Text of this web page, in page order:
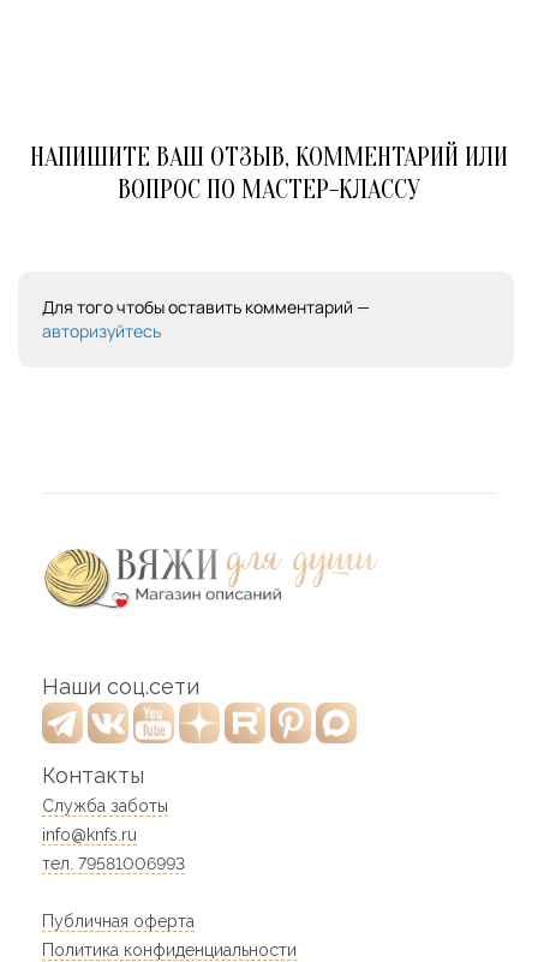
НАПИШИТЕ ВАШ ОТЗЫВ, КОММЕНТАРИЙ ИЛИ
ВОПРОС ПО МАСТЕР-КЛАССУ
Для того чтобы оставить комментарий —
авторизуйтесь
Наши соц.сети
Контакты
Служба заботы
info@knfs.ru
тел. 79581006993
Публичная оферта
Политика конфиденциальности